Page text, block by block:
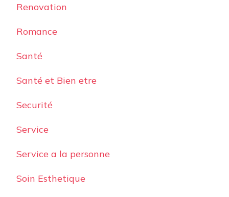
Renovation
Romance
Santé
Santé et Bien etre
Securité
Service
Service a la personne
Soin Esthetique